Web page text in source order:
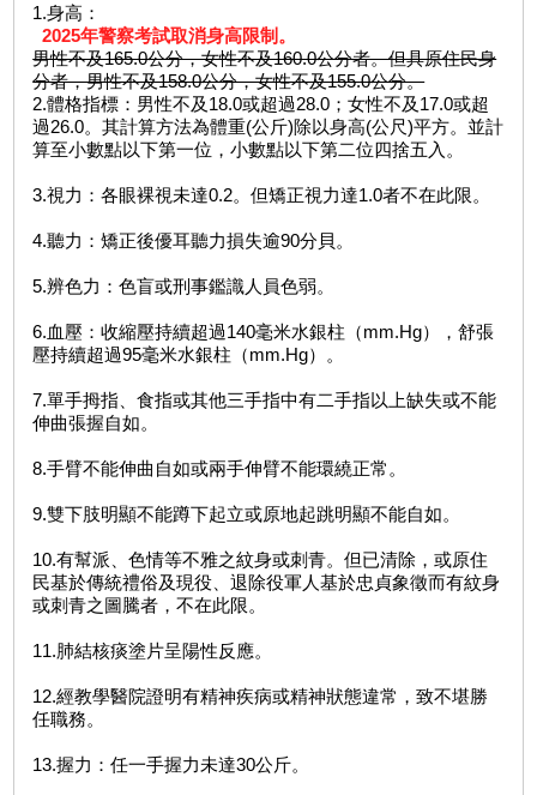
1.身高：
2025年警察考試取消身高限制。
男性不及165.0公分，女性不及160.0公分者。但具原住民身
分者，男性不及158.0公分，女性不及155.0公分。
2.體格指標：男性不及18.0或超過28.0；女性不及17.0或超
過26.0。其計算方法為體重(公斤)除以身高(公尺)平方。並計
算至小數點以下第一位，小數點以下第二位四捨五入。
3.視力：各眼裸視未達0.2。但矯正視力達1.0者不在此限。
4.聽力：矯正後優耳聽力損失逾90分貝。
5.辨色力：色盲或刑事鑑識人員色弱。
6.血壓：收縮壓持續超過140毫米水銀柱（mm.Hg），舒張
壓持續超過95毫米水銀柱（mm.Hg）。
7.單手拇指、食指或其他三手指中有二手指以上缺失或不能
伸曲張握自如。
8.手臂不能伸曲自如或兩手伸臂不能環繞正常。
9.雙下肢明顯不能蹲下起立或原地起跳明顯不能自如。
10.有幫派、色情等不雅之紋身或刺青。但已清除，或原住
民基於傳統禮俗及現役、退除役軍人基於忠貞象徵而有紋身
或刺青之圖騰者，不在此限。
11.肺結核痰塗片呈陽性反應。
12.經教學醫院證明有精神疾病或精神狀態違常，致不堪勝
任職務。
13.握力：任一手握力未達30公斤。